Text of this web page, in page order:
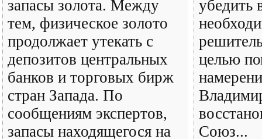
запасы золота. Между
тем, физическое золото
продолжает утекать с
депозитов центральных
банков и торговых бирж
стран Запада. По
сообщениям экспертов,
запасы находящегося на
убедить
целью
Союз...